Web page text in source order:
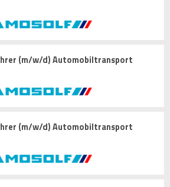
(m/w/d) Automobiltransport
(m/w/d) Automobiltransport